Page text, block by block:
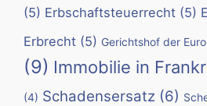
(5) Erbschaftsteuerrecht (5)
Erbrecht (5) Gerichtshof der
(9) Immobilie in
(4) Schadensersatz (6)